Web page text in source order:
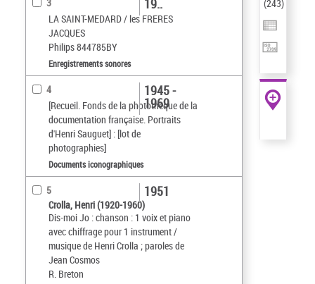
3
LA SAINT-MEDARD / les FRERES
JACQUES
Philips 844785BY
19..
Enregistrements sonores
4
[Recueil. Fonds de la photothèque de la
documentation française. Portraits
d'Henri Sauguet] : [lot de
photographies]
1945 -
1969
Documents iconographiques
5
Crolla, Henri (1920-1960)
Dis-moi Jo : chanson : 1 voix et piano
avec chiffrage pour 1 instrument /
musique de Henri Crolla ; paroles de
Jean Cosmos
R. Breton
1951
(243)